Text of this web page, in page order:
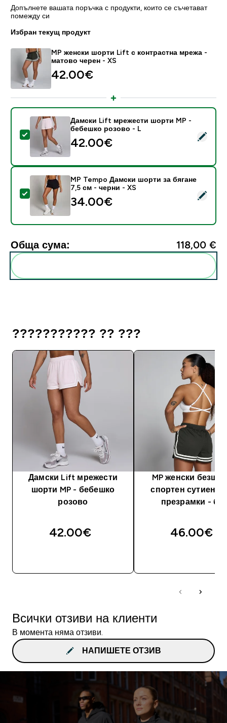
Допълнете вашата поръчка с продукти, които се съчетават
помежду си
Избран текущ продукт
MP женски шорти Lift с контрастна мрежа -
матово черен - XS
42.00€‎
Select this product - Дамски Lift мрежести шорти
Дамски Lift мрежести шорти MP -
бебешко розово - L
42.00€‎
Select this product - MP Tempo Дамски шорти за
MP Tempo Дамски шорти за бягане
7,5 см - черни - XS
34.00€‎
Обща сума: 118,00 €‎
??????????? ?? ???
Дамски Lift мрежести
шорти MP - бебешко
розово
42.00€‎
MP женски
спортен сутиен
презрамки -
46.00€‎
Всички отзиви на клиенти
В момента няма отзиви.
НАПИШЕТЕ ОТЗИВ